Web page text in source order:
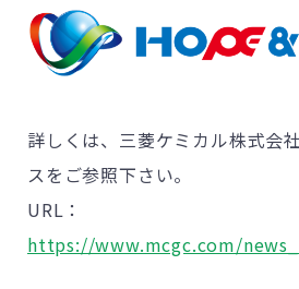
詳しくは、三菱ケミカル株式会
スをご参照下さい。
URL ：
https://www.mcgc.com/